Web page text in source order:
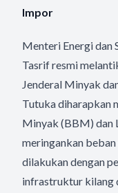
Impor
Menteri Energi dan
Tasrif resmi
Jenderal Minyak
Tutuka diharapkan
Minyak (BBM) dan
meringankan beban
dilakukan dengan
infrastruktur kilang